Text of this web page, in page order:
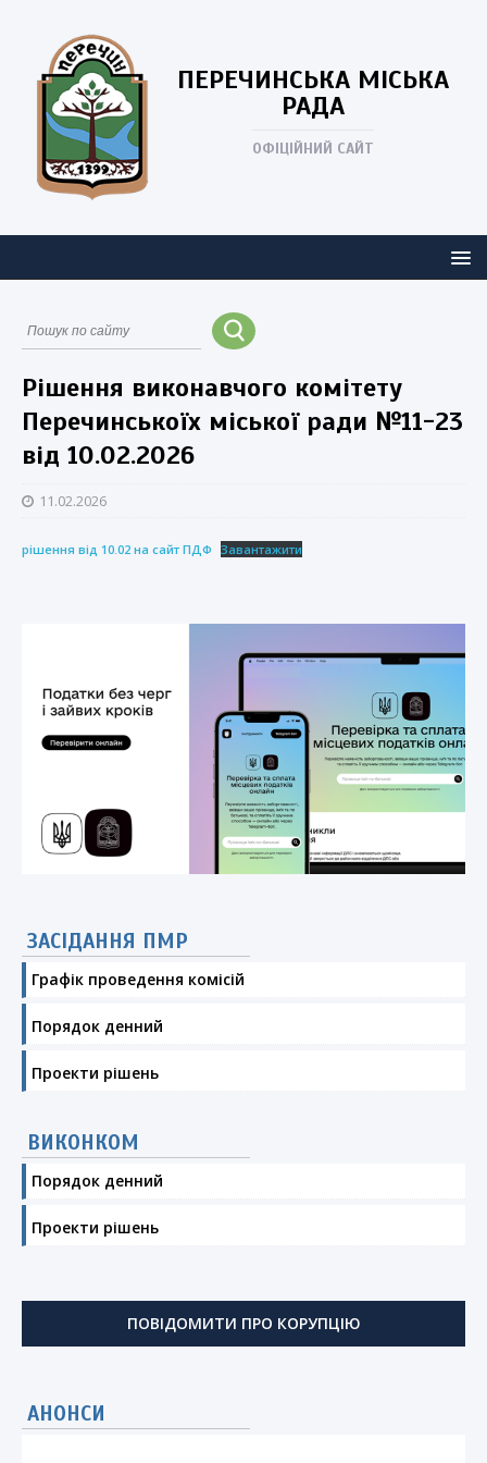
ПЕРЕЧИНСЬКА МІСЬКА
РАДА
ОФІЦІЙНИЙ САЙТ
Рішення виконавчого комітету
Перечинськоїх міської ради №11-23
від 10.02.2026
11.02.2026
рішення від 10.02 на сайт ПДФ Завантажити
ЗАСІДАННЯ ПМР
Графік проведення комісій
Порядок денний
Проекти рішень
ВИКОНКОМ
Порядок денний
Проекти рішень
ПОВІДОМИТИ ПРО КОРУПЦІЮ
АНОНСИ